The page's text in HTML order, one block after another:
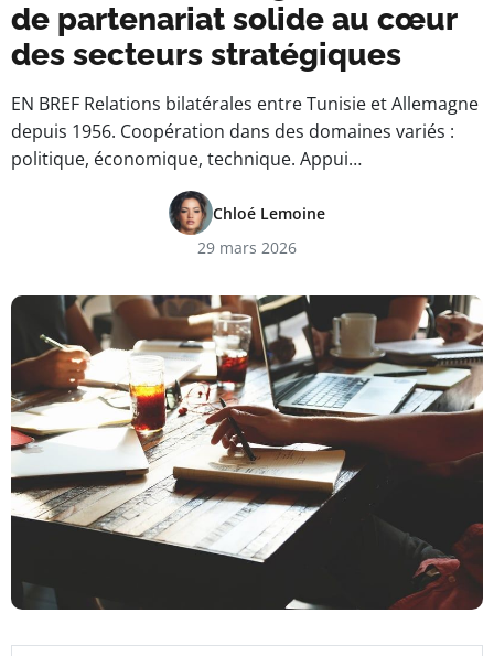
de partenariat solide au cœur
des secteurs stratégiques
EN BREF Relations bilatérales entre Tunisie et Allemagne
depuis 1956. Coopération dans des domaines variés :
politique, économique, technique. Appui…
Chloé Lemoine
29 mars 2026